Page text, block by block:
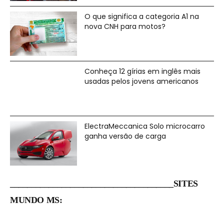
O que significa a categoria A1 na
nova CNH para motos?
Conheça 12 gírias em inglês mais
usadas pelos jovens americanos
ElectraMeccanica Solo microcarro
ganha versão de carga
______________________________________SITES
MUNDO MS: